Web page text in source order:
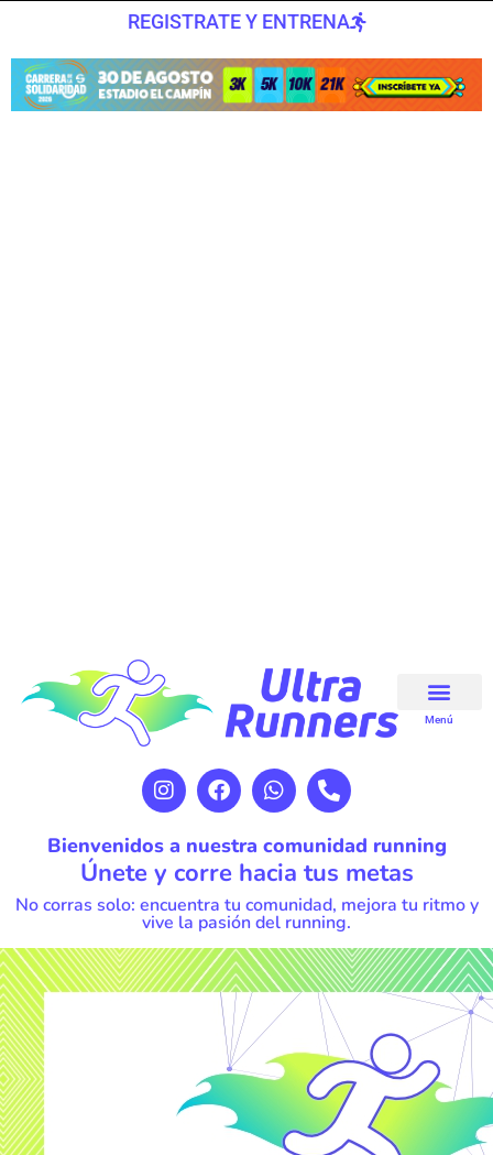
REGISTRATE Y ENTRENA
Menú
Bienvenidos a nuestra comunidad running
Únete y corre hacia tus metas
No corras solo: encuentra tu comunidad, mejora tu ritmo y
vive la pasión del running.